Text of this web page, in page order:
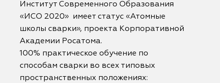
Институт Современного Образования
«ИСО 2020» имеет статус «Атомные
школы сварки», проекта Корпоративной
Академии Росатома.
100% практическое обучение по
способам сварки во всех типовых
пространственных положениях: